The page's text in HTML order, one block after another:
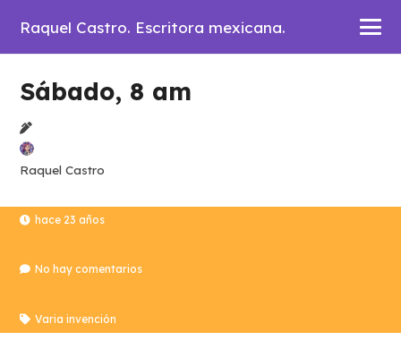
Raquel Castro. Escritora mexicana.
Sábado, 8 am
Raquel Castro
hace 23 años
No hay comentarios
Varia invención